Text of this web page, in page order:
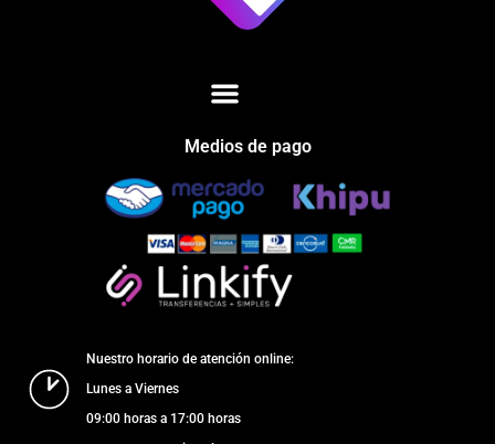
Medios de pago
Nuestro horario de atención online:
Lunes a Viernes
09:00 horas a 17:00 horas